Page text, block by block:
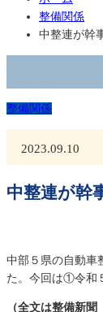
整備関係
中整連が幹
整備関係
2023.09.10
中整連が幹
中部５県の自動車
た。今回は①令和
（全文は整備新